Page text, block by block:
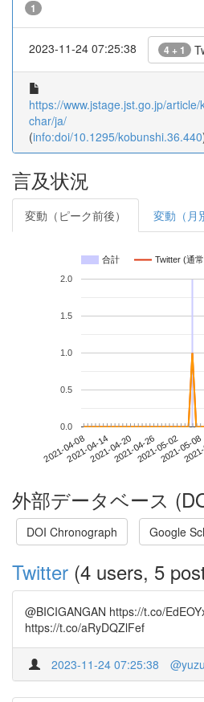
1
2023-11-24 07:25:38 4 + 1
https://www.jstage.jst.go.jp/
char/ja/
(info:doi/10.1295/kobunshi.36.440
言及状況
変動（ピーク前後） 変動（月
合計 Twitter (通
2021-04-082021-04-142021-04-202021-04-262021-05-022021-05-08
0.0
0.5
1.0
1.5
2.0
外部データベース
DOI Chronograph Google
Twitter (4 users, 5
@BICIGANGAN https://t.co/
https://t.co/aRyDQZlFef
2023-11-24 07:25:38